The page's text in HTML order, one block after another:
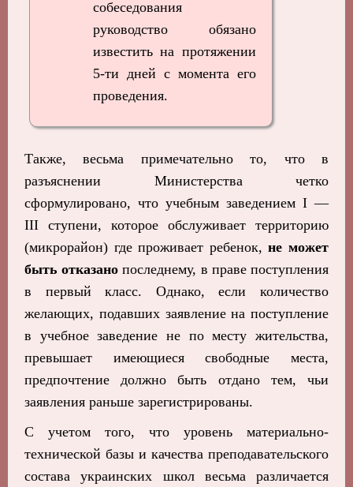
собеседования
руководство обязано
известить на протяжении
5-ти дней с момента его
проведения.
Также, весьма примечательно то, что в
разъяснении Министерства четко
сформулировано, что учебным заведением І —
ІІІ ступени, которое обслуживает территорию
(микрорайон) где проживает ребенок,не может
быть отказано последнему, в праве поступления
в первый класс. Однако, если количество
желающих, подавших заявление на поступление
в учебное заведение не по месту жительства,
превышает имеющиеся свободные места,
предпочтение должно быть отдано тем, чьи
заявления раньше зарегистрированы.
С учетом того, что уровень материально-
технической базы и качества преподавательского
состава украинских школ весьма различается